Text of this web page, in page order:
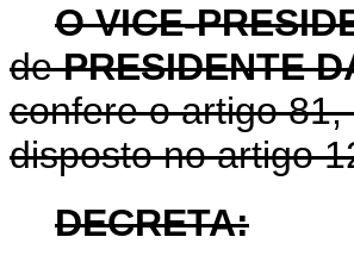
O VICE-
dePRESIDENTE
confere o artigo
disposto no artigo
DECRETA: